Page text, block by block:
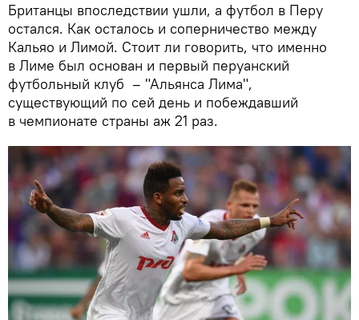
Британцы впоследствии ушли, а футбол в Перу
остался. Как осталось и соперничество между
Кальяо и Лимой. Стоит ли говорить, что именно
в Лиме был основан и первый перуанский
футбольный клуб – "Альянса Лима",
существующий по сей день и побеждавший
в чемпионате страны аж 21 раз.